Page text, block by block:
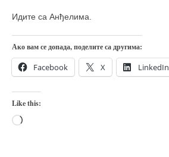
Идите са Анђелима.
Ако вам се допада, поделите са другима:
Facebook X LinkedIn
Like this:
Loading…